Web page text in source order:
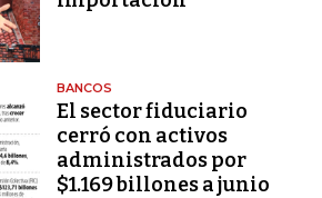
BANCOS
El sector fiduciario
cerró con activos
administrados por
$1.169 billones a junio